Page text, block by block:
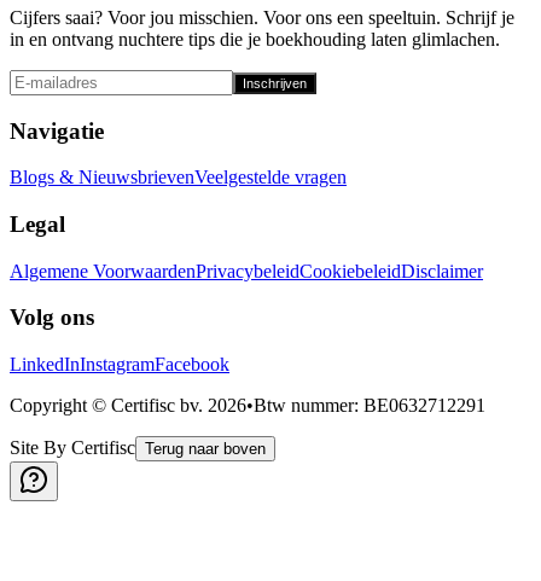
Cijfers saai? Voor jou misschien. Voor ons een speeltuin. Schrijf je
in en ontvang nuchtere tips die je boekhouding laten glimlachen.
Inschrijven
Navigatie
Blogs & NieuwsbrievenVeelgestelde vragen
Legal
Algemene VoorwaardenPrivacybeleidCookiebeleidDisclaimer
Volg ons
LinkedInInstagramFacebook
Copyright © Certifisc bv. 2026•Btw nummer: BE0632712291
Site By Certifisc Terug naar boven